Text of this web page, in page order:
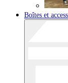
Boîtes et